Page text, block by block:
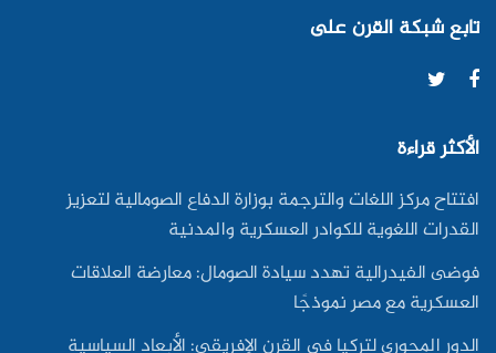
تابع شبكة القرن على
الأكثر قراءة
افتتاح مركز اللغات والترجمة بوزارة الدفاع الصومالية لتعزيز
القدرات اللغوية للكوادر العسكرية والمدنية
فوضى الفيدرالية تهدد سيادة الصومال: معارضة العلاقات
العسكرية مع مصر نموذجًا